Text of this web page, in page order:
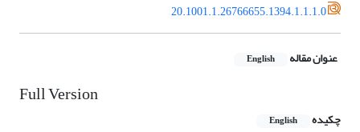
20.1001.1.26766655.1394.1.1.1.0
عنوان مقاله English
Full Version
چکیده English